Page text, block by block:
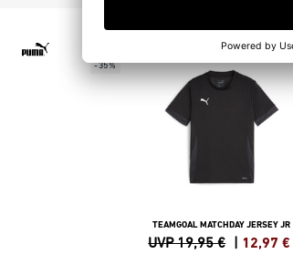
-35%
TEAMGOAL MATCHDAY JERSEY JR
UVP 19,95 € | 12,97 €